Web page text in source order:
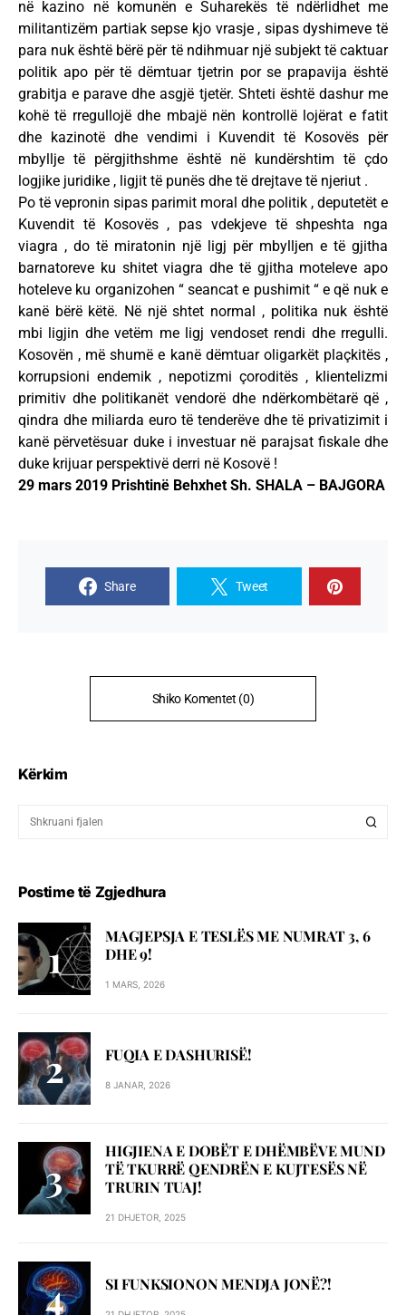
në kazino në komunën e Suharekës të ndërlidhet me
militantizëm partiak sepse kjo vrasje , sipas dyshimeve të
para nuk është bërë për të ndihmuar një subjekt të caktuar
politik apo për të dëmtuar tjetrin por se prapavija është
grabitja e parave dhe asgjë tjetër. Shteti është dashur me
kohë të rregullojë dhe mbajë nën kontrollë lojërat e fatit
dhe kazinotë dhe vendimi i Kuvendit të Kosovës për
mbyllje të përgjithshme është në kundërshtim të çdo
logjike juridike , ligjit të punës dhe të drejtave të njeriut .
Po të vepronin sipas parimit moral dhe politik , deputetët e
Kuvendit të Kosovës , pas vdekjeve të shpeshta nga
viagra , do të miratonin një ligj për mbylljen e të gjitha
barnatoreve ku shitet viagra dhe të gjitha moteleve apo
hoteleve ku organizohen “ seancat e pushimit “ e që nuk e
kanë bërë këtë. Në një shtet normal , politika nuk është
mbi ligjin dhe vetëm me ligj vendoset rendi dhe rregulli.
Kosovën , më shumë e kanë dëmtuar oligarkët plaçkitës ,
korrupsioni endemik , nepotizmi çoroditës , klientelizmi
primitiv dhe politikanët vendorë dhe ndërkombëtarë që ,
qindra dhe miliarda euro të tenderëve dhe të privatizimit i
kanë përvetësuar duke i investuar në parajsat fiskale dhe
duke krijuar perspektivë derri në Kosovë !
29 mars 2019 Prishtinë Behxhet Sh. SHALA – BAJGORA
Share Tweet
Shiko Komentet (0)
Kërkim
Postime të Zgjedhura
MAGJEPSJA E TESLËS ME NUMRAT 3, 6
DHE 9!
1 MARS, 2026
FUQIA E DASHURISË!
8 JANAR, 2026
HIGJIENA E DOBËT E DHËMBËVE MUND
TË TKURRË QENDRËN E KUJTESËS NË
TRURIN TUAJ!
21 DHJETOR, 2025
SI FUNKSIONON MENDJA JONË?!